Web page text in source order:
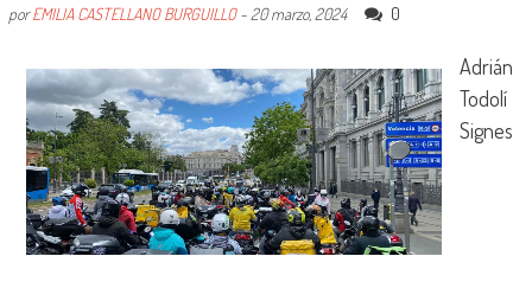
porEMILIA CASTELLANO BURGUILLO- 20 marzo, 2024 0
Adrián
Todolí
Signes